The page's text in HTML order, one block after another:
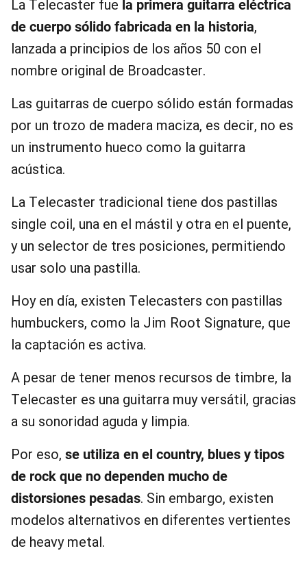
La Telecaster fue la primera guitarra eléctrica
de cuerpo sólido fabricada en la historia,
lanzada a principios de los años 50 con el
nombre original de Broadcaster.
Las guitarras de cuerpo sólido están formadas
por un trozo de madera maciza, es decir, no es
un instrumento hueco como la guitarra
acústica.
La Telecaster tradicional tiene dos pastillas
single coil, una en el mástil y otra en el puente,
y un selector de tres posiciones, permitiendo
usar solo una pastilla.
Hoy en día, existen Telecasters con pastillas
humbuckers, como la Jim Root Signature, que
la captación es activa.
A pesar de tener menos recursos de timbre, la
Telecaster es una guitarra muy versátil, gracias
a su sonoridad aguda y limpia.
Por eso, se utiliza en el country, blues y tipos
de rock que no dependen mucho de
distorsiones pesadas. Sin embargo, existen
modelos alternativos en diferentes vertientes
de heavy metal.